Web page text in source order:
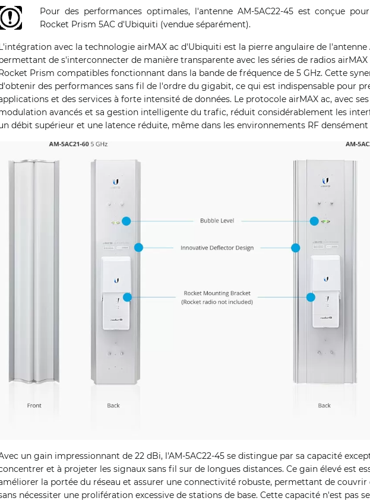
Pour des performances optimales, l'antenne AM-5AC22-45 est conçue
Rocket Prism 5AC d'Ubiquiti (vendue séparément).
avec la technologie airMAX ac d'Ubiquiti est la pierre angulaire de l'antenne
de s'interconnecter de manière transparente avec les séries de radios airMAX
Prism compatibles fonctionnant dans la bande de fréquence de 5 GHz. Cette
des performances sans fil de l'ordre du gigabit, ce qui est indispensable pour
et des services à forte intensité de données. Le protocole airMAX ac, avec
avancés et sa gestion intelligente du trafic, réduit considérablement les
débit supérieur et une latence réduite, même dans les environnements RF densément
un gain impressionnant de 22 dBi, l'AM-5AC22-45 se distingue par sa capacité
et à projeter les signaux sans fil sur de longues distances. Ce gain élevé est
la portée du réseau et assurer une connectivité robuste, permettant de couvrir
nécessiter une prolifération excessive de stations de base. Cette capacité n'est pas